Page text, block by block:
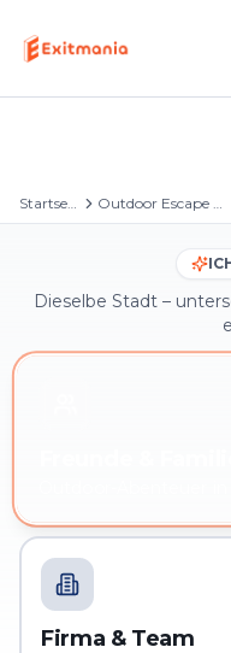
Startseite Outdoor Escape Games
Dieselbe Stadt –
Firma & Team